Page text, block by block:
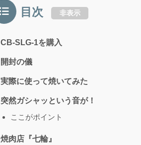
目次 非表示
CB-SLG-1を購入
開封の儀
実際に使って焼いてみた
突然ガシャッという音が！
ここがポイント
焼肉店『七輪』